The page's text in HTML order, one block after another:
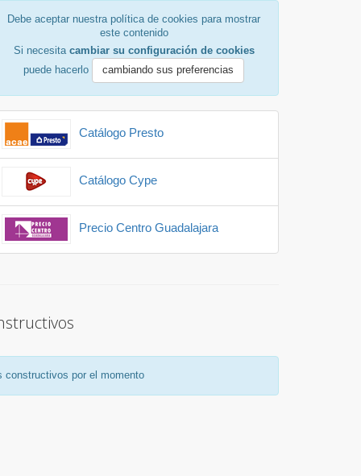
Debe aceptar nuestra política de cookies para mostrar
este contenido
Si necesita cambiar su configuración de cookies
puede hacerlo
cambiando sus preferencias
Catálogo Presto
Catálogo Cype
Precio Centro Guadalajara
constructivos por el momento